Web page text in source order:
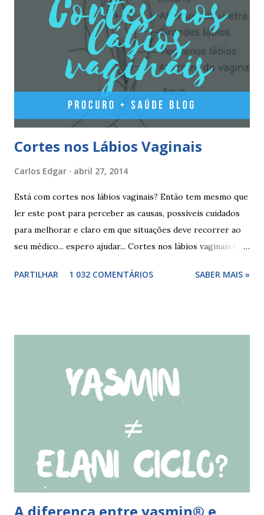
dias de pausa (semana de descanso ou pausa), durante estes
7 dias descerá o período menstrual, normalmente no 3° ou
4° dia da pausa. As caixas seguintes deverão ser tomadas
seguindo o esquema 1+7+21+7+21.... . Como iniciar a
yasminelle® Para iniciar a pilula yasminelle® a mulher deve
esperar pelo primeiro dia da menstruação e iniciar a pilula
Cortes nos Lábios Vaginais
Carlos Edgar abril 27, 2014
Está com cortes nos lábios vaginais? Então tem mesmo que
ler este post para perceber as causas, possíveis cuidados
para melhorar e claro em que situações deve recorrer ao
seu médico... espero ajudar... Cortes nos lábios vaginais Os
surgir devido às relações sexuais (gestos ou actos mais
nos lábios vaginais A mulher deve suspender as relações
sexuais durante 4 dias, aplicar pomada pastosa de vitamina
com sabonete de pH neutro e quando retomar as relações
está lubrificada, se necessário usar um lubrific...
PARTILHAR 1 032 COMENTÁRIOS SABER MAIS »
A diferença entre yasmin® e